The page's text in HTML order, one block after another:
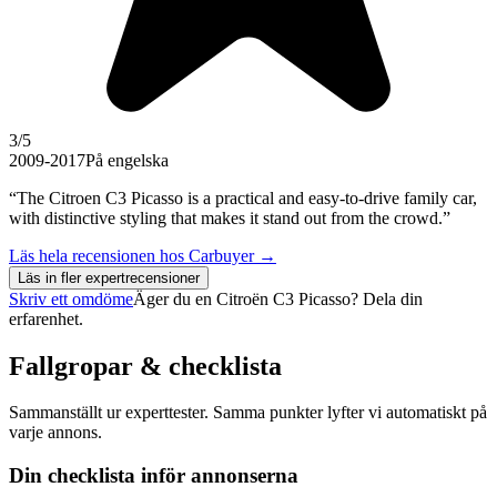
3/5
2009-2017På engelska
“The Citroen C3 Picasso is a practical and easy-to-drive family car,
with distinctive styling that makes it stand out from the crowd.”
Läs hela recensionen hos Carbuyer→
Läs in fler expertrecensioner
Skriv ett omdömeÄger du en Citroën C3 Picasso? Dela din
erfarenhet.
Fallgropar & checklista
Sammanställt ur experttester. Samma punkter lyfter vi automatiskt på
varje annons.
Din checklista inför annonserna